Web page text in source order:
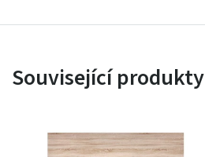
Související produkty